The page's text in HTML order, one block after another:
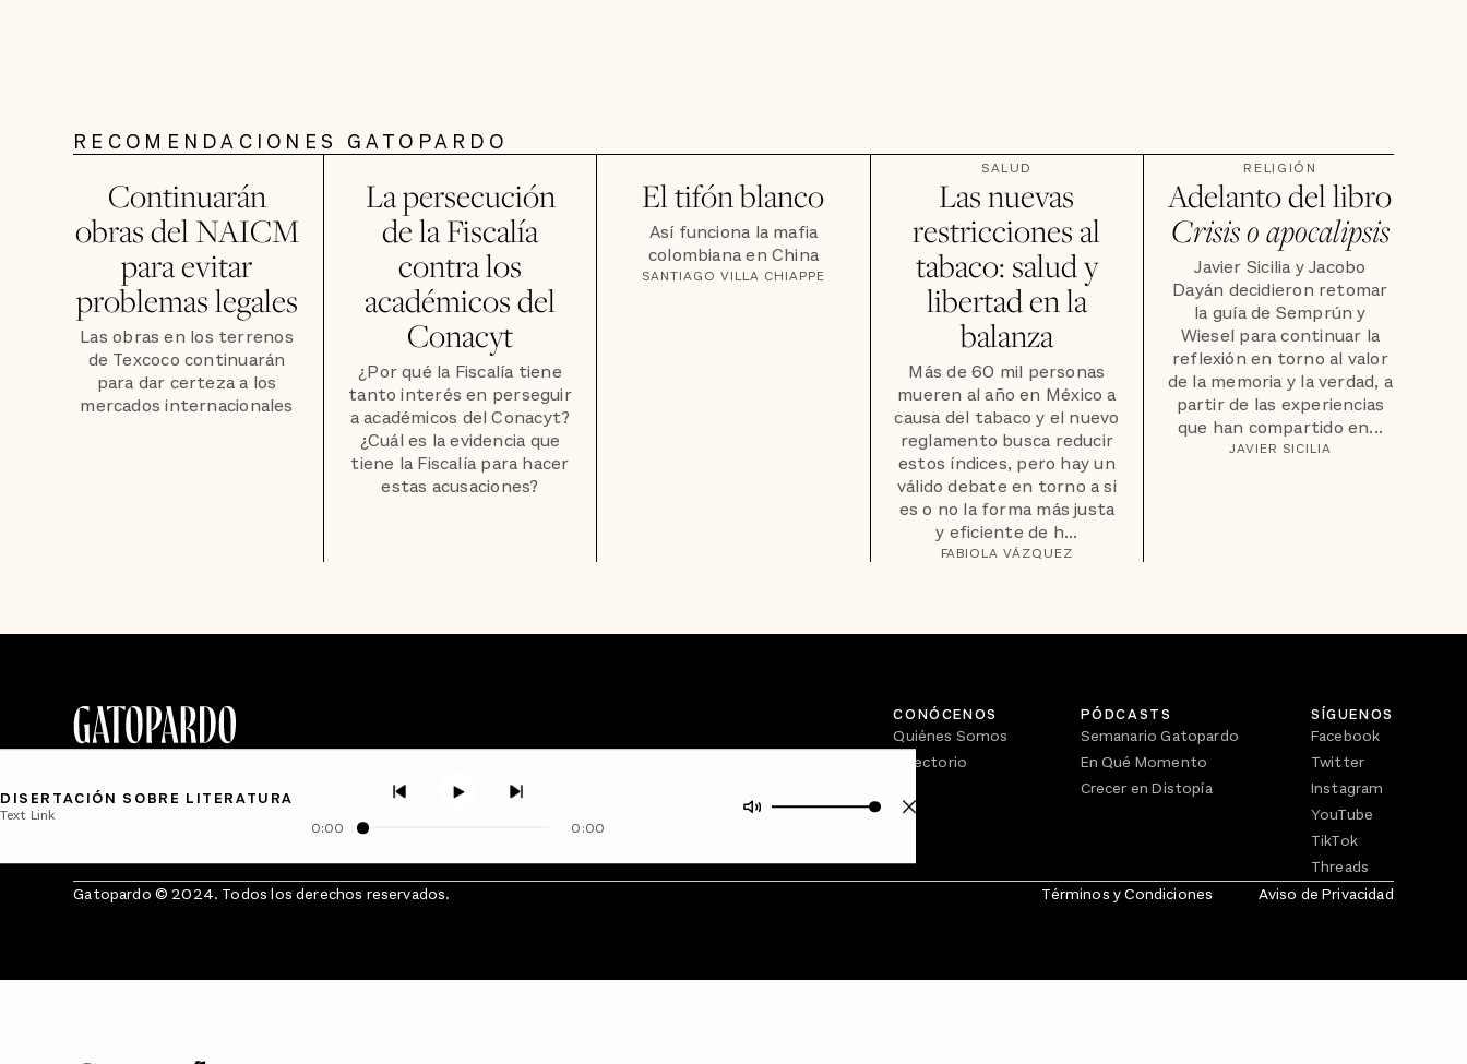
RECOMENDACIONES GATOPARDO
Continuarán
obras del NAICM
para evitar
problemas legales
Las obras en los terrenos
de Texcoco continuarán
para dar certeza a los
mercados internacionales
La persecución
de la Fiscalía
contra los
académicos del
Conacyt
¿Por qué la Fiscalía tiene
tanto interés en perseguir
a académicos del Conacyt?
¿Cuál es la evidencia que
tiene la Fiscalía para hacer
estas acusaciones?
El tifón blanco
Así funciona la mafia
colombiana en China
SANTIAGO VILLA CHIAPPE
SALUD
Las nuevas
restricciones al
tabaco: salud y
libertad en la
balanza
Más de 60 mil personas
mueren al año en México a
causa del tabaco y el nuevo
reglamento busca reducir
estos índices, pero hay un
válido debate en torno a si
es o no la forma más justa
y eficiente de h...
FABIOLA VÁZQUEZ
RELIGIÓN
Adelanto del libro
Crisis o apocalipsis
Javier Sicilia y Jacobo
Dayán decidieron retomar
la guía de Semprún y
Wiesel para continuar la
reflexión en torno al valor
de la memoria y la verdad, a
partir de las experiencias
que han compartido en...
JAVIER SICILIA
DISERTACIÓN SOBRE LITERATURA
Text Link
0:00 0:00
CONÓCENOS
Quiénes Somos
Directorio
PÓDCASTS
Semanario Gatopardo
En Qué Momento
Crecer en Distopía
SÍGUENOS
Facebook
Twitter
Instagram
YouTube
TikTok
Threads
Gatopardo © 2024. Todos los derechos reservados.
Términos y Condiciones Aviso de Privacidad